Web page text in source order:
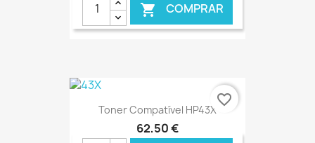
 COMPRAR
Toner Compatível HP43X
62,50 €
favorite_border